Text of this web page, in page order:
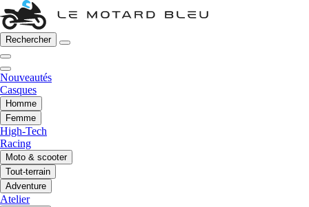
Rechercher
Nouveautés
Casques
Homme
Femme
High-Tech
Racing
Moto & scooter
Tout-terrain
Adventure
Atelier